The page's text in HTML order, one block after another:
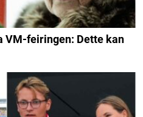
VM-feiringen: Dette kan